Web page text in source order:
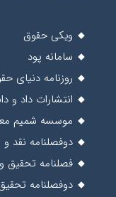
ویکی حقوق
سامانه پود
روزنامه دنیای
انتشارات داد و
موسسه شمیم
دوفصلنامه نقد
فصلنامه تحقیق
دوفصلنامه